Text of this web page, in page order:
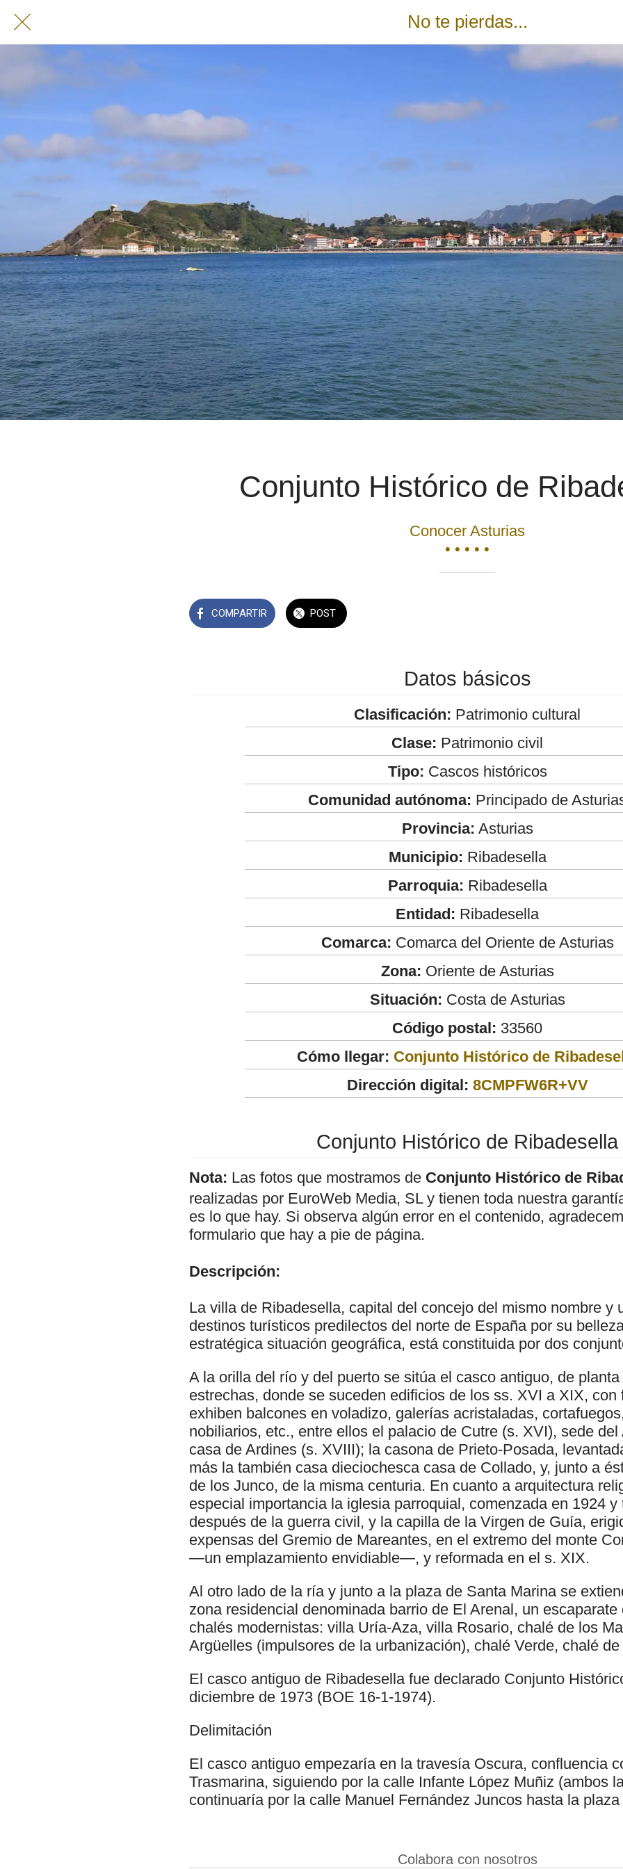
No te pierdas...
Conjunto Histórico de
Conocer Asturias
• • • • •
COMPARTIR POST
Datos básicos
Clasificación: Patrimonio cultural
Clase: Patrimonio civil
Tipo: Cascos históricos
Comunidad autónoma: Principado de
Provincia: Asturias
Municipio: Ribadesella
Parroquia: Ribadesella
Entidad: Ribadesella
Comarca: Comarca del Oriente de Asturias
Zona: Oriente de Asturias
Situación: Costa de Asturias
Código postal: 33560
Cómo llegar: Conjunto Histórico de
Dirección digital: 8CMPFW6R+VV
Conjunto Histórico de Ribadesella
Nota: Las fotos que mostramos de Conjunto Histórico de
realizadas por EuroWeb Media, SL y tienen toda nuestra
es lo que hay. Si observa algún error en el contenido,
formulario que hay a pie de página.
Descripción:
La villa de Ribadesella, capital del concejo del mismo nombre y
destinos turísticos predilectos del norte de España por su
estratégica situación geográfica, está constituida por dos
A la orilla del río y del puerto se sitúa el casco antiguo, de
estrechas, donde se suceden edificios de los ss. XVI a XIX, con
exhiben balcones en voladizo, galerías acristaladas,
nobiliarios, etc., entre ellos el palacio de Cutre (s. XVI), sede
casa de Ardines (s. XVIII); la casona de Prieto-Posada,
más la también casa dieciochesca casa de Collado, y, junto a
de los Junco, de la misma centuria. En cuanto a arquitectura
especial importancia la iglesia parroquial, comenzada en 1924 y
después de la guerra civil, y la capilla de la Virgen de Guía,
expensas del Gremio de Mareantes, en el extremo del monte
—un emplazamiento envidiable—, y reformada en el s. XIX.
Al otro lado de la ría y junto a la plaza de Santa Marina se
zona residencial denominada barrio de El Arenal, un escaparate
chalés modernistas: villa Uría-Aza, villa Rosario, chalé de los
Argüelles (impulsores de la urbanización), chalé Verde, chalé
El casco antiguo de Ribadesella fue declarado Conjunto
diciembre de 1973 (BOE 16-1-1974).
Delimitación
El casco antiguo empezaría en la travesía Oscura, confluencia
Trasmarina, siguiendo por la calle Infante López Muñiz (ambos
continuaría por la calle Manuel Fernández Juncos hasta la
Colabora con nosotros